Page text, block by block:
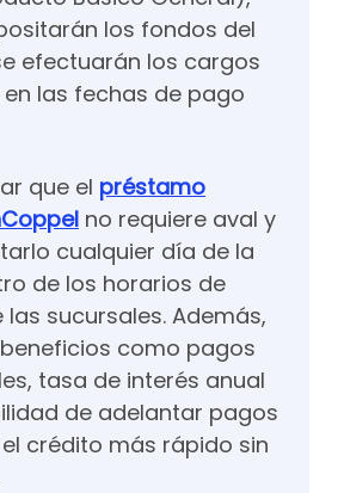
los fondos del
efectuarán los cargos
las fechas de pago
que el préstamo
no requiere aval y
cualquier día de la
de los horarios de
sucursales. Además,
como pagos
tasa de interés anual
de adelantar pagos
crédito más rápido sin